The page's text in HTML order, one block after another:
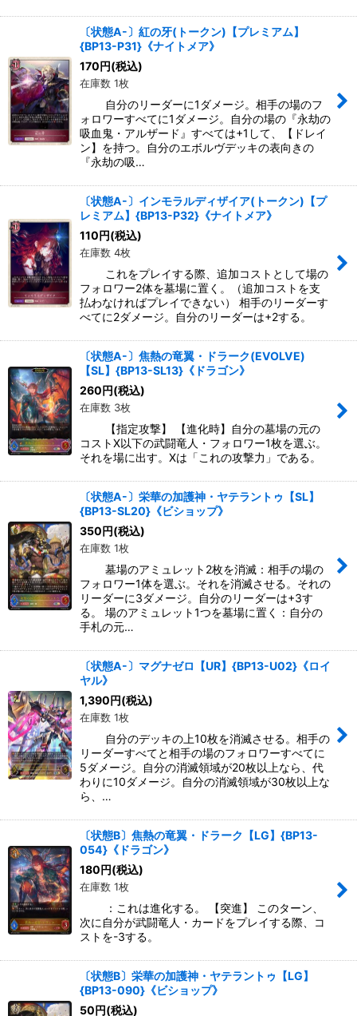
〔状態A-〕紅の牙(トークン)【プレミアム】
{BP13-P31}《ナイトメア》
170円(税込)
在庫数 1枚
自分のリーダーに1ダメージ。相手の場のフ
ォロワーすべてに1ダメージ。自分の場の『永劫の
吸血鬼・アルザード』すべては+1して、【ドレイ
ン】を持つ。自分のエボルヴデッキの表向きの
『永劫の吸…
〔状態A-〕インモラルディザイア(トークン)【プ
レミアム】{BP13-P32}《ナイトメア》
110円(税込)
在庫数 4枚
これをプレイする際、追加コストとして場の
フォロワー2体を墓場に置く。（追加コストを支
払わなければプレイできない） 相手のリーダーす
べてに2ダメージ。自分のリーダーは+2する。
〔状態A-〕焦熱の竜翼・ドラーク(EVOLVE)
【SL】{BP13-SL13}《ドラゴン》
260円(税込)
在庫数 3枚
【指定攻撃】 【進化時】自分の墓場の元の
コストX以下の武闘竜人・フォロワー1枚を選ぶ。
それを場に出す。Xは「これの攻撃力」である。
〔状態A-〕栄華の加護神・ヤテラントゥ【SL】
{BP13-SL20}《ビショップ》
350円(税込)
在庫数 1枚
墓場のアミュレット2枚を消滅：相手の場の
フォロワー1体を選ぶ。それを消滅させる。それの
リーダーに3ダメージ。自分のリーダーは+3す
る。 場のアミュレット1つを墓場に置く：自分の
手札の元…
〔状態A-〕マグナゼロ【UR】{BP13-U02}《ロイ
ヤル》
1,390円(税込)
在庫数 1枚
自分のデッキの上10枚を消滅させる。相手の
リーダーすべてと相手の場のフォロワーすべてに
5ダメージ。自分の消滅領域が20枚以上なら、代
わりに10ダメージ。自分の消滅領域が30枚以上な
ら、…
〔状態B〕焦熱の竜翼・ドラーク【LG】{BP13-
054}《ドラゴン》
180円(税込)
在庫数 1枚
：これは進化する。 【突進】 このターン、
次に自分が武闘竜人・カードをプレイする際、コ
ストを-3する。
〔状態B〕栄華の加護神・ヤテラントゥ【LG】
{BP13-090}《ビショップ》
50円(税込)